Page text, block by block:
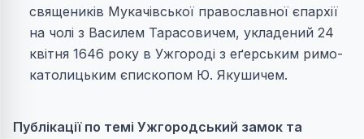
священиків Мукачівської православної єпархії
на чолі з Василем Тарасовичем, укладений 24
квітня 1646 року в Ужгороді з еґерським римо-
католицьким єпископом Ю. Якушичем.
Публікації по темі Ужгородський замок та